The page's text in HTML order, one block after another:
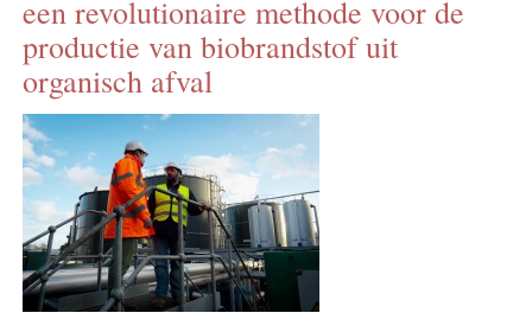
ABOUT US
een revolutionaire methode voor de
productie van biobrandstof uit
organisch afval